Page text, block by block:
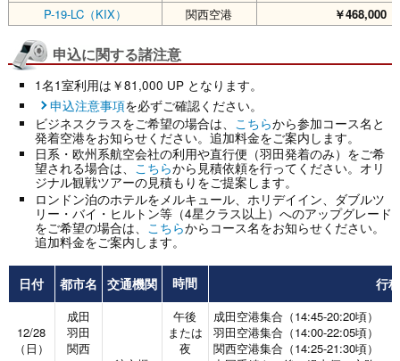
P-19-LC（KIX）
関西空港 ￥468,000
申込に関する諸注意
1名1室利用は￥81,000 UP となります。
申込注意事項を必ずご確認ください。
ビジネスクラスをご希望の場合は、
こちらから参加コース名と
発着空港をお知らせください。追加料金をご案内します。
日系・欧州系航空会社の利用や直行便（羽田発着のみ）をご希
望される場合は、 こちらから見積依頼を行ってください。オリ
ジナル観戦ツアーの見積もりをご提案します。
ロンドン泊のホテルをメルキュール、ホリデイイン、ダブルツ
リー・バイ・ヒルトン等（4星クラス以上）へのアップグレード
をご希望の場合は、 こちらからコース名をお知らせください。
追加料金をご案内します。
日付 都市名 交通機関 時間 行程
12/28
（日）
成田
羽田
関西
午後
または
夜
成田空港集合（14:45-20:20頃）
羽田空港集合（14:00-22:05頃）
関西空港集合（14:25-21:30頃）